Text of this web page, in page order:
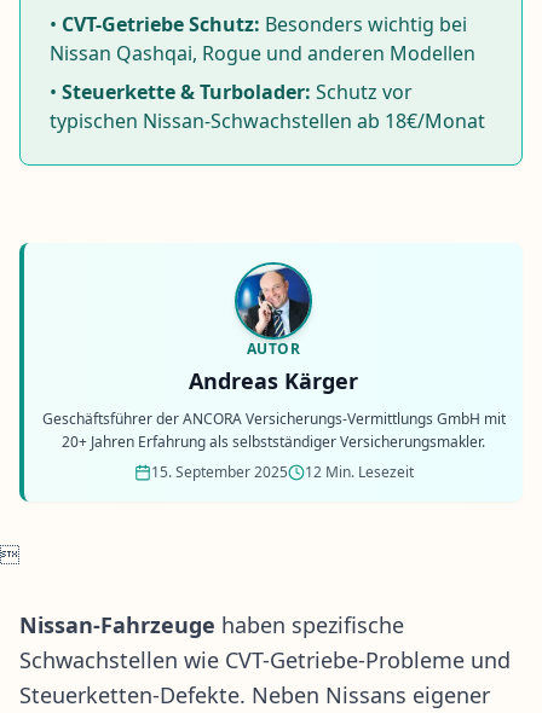
• CVT-Getriebe Schutz: Besonders wichtig bei
Nissan Qashqai, Rogue und anderen Modellen
• Steuerkette & Turbolader: Schutz vor
typischen Nissan-Schwachstellen ab 18€/Monat
AUTOR
Andreas Kärger
Geschäftsführer der ANCORA Versicherungs-Vermittlungs GmbH mit
20+ Jahren Erfahrung als selbstständiger Versicherungsmakler.
15. September 2025
12 Min. Lesezeit

Nissan-Fahrzeuge haben spezifische
Schwachstellen wie CVT-Getriebe-Probleme und
Steuerketten-Defekte. Neben Nissans eigener